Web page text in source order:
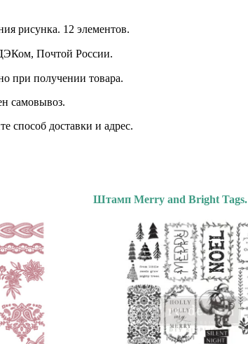
рисунка. 12 элементов.
Почтой России. ⠀
при получении товара. ⠀
самовывоз.
способ доставки и адрес.
Штамп Merry and Bright Tags.